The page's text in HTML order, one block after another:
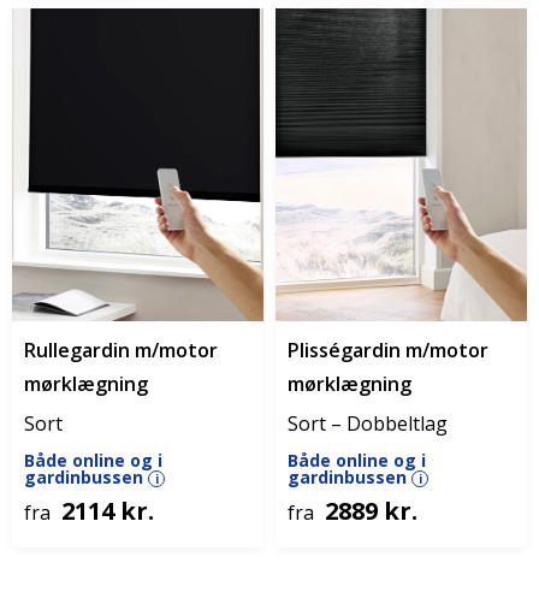
Rullegardin m/motor
mørklægning
Sort
Både online og i
gardinbussen i
fra 2114 kr.
Plisségardin m/motor
mørklægning
Sort – Dobbeltlag
Både online og i
gardinbussen i
fra 2889 kr.